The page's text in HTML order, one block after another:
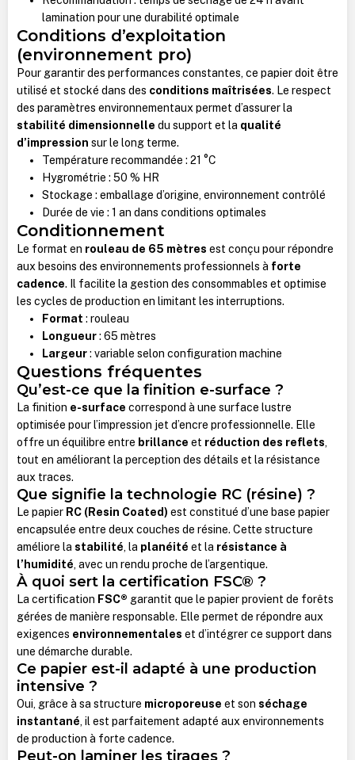
lamination pour une durabilité optimale
Conditions d’exploitation
(environnement pro)
Pour garantir des performances constantes, ce papier doit être
utilisé et stocké dans des conditions maîtrisées. Le respect
des paramètres environnementaux permet d’assurer la
stabilité dimensionnelle du support et la qualité
d’impression sur le long terme.
Température recommandée : 21 °C
Hygrométrie : 50 % HR
Stockage : emballage d’origine, environnement contrôlé
Durée de vie : 1 an dans conditions optimales
Conditionnement
Le format en rouleau de 65 mètres est conçu pour répondre
aux besoins des environnements professionnels à forte
cadence. Il facilite la gestion des consommables et optimise
les cycles de production en limitant les interruptions.
Format : rouleau
Longueur: 65 mètres
Largeur: variable selon configuration machine
Questions fréquentes
Qu’est-ce que la finition e-surface ?
La finition e-surface correspond à une surface lustre
optimisée pour l’impression jet d’encre professionnelle. Elle
offre un équilibre entre brillance et réduction des reflets,
tout en améliorant la perception des détails et la résistance
aux traces.
Que signifie la technologie RC (résine) ?
Le papier RC (Resin Coated) est constitué d’une base papier
encapsulée entre deux couches de résine. Cette structure
améliore la stabilité, la planéité et la résistance à
l’humidité, avec un rendu proche de l’argentique.
À quoi sert la certification FSC® ?
La certification FSC® garantit que le papier provient de forêts
gérées de manière responsable. Elle permet de répondre aux
exigences environnementales et d’intégrer ce support dans
une démarche durable.
Ce papier est-il adapté à une production
intensive ?
Oui, grâce à sa structure microporeuse et son séchage
instantané, il est parfaitement adapté aux environnements
de production à forte cadence.
Peut-on laminer les tirages ?